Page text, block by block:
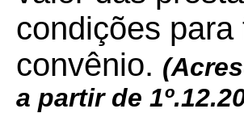
condições
convênio.
a partir de